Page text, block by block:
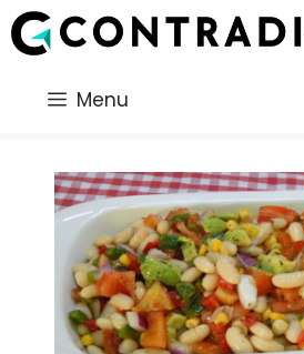
Saltar
al
Menu